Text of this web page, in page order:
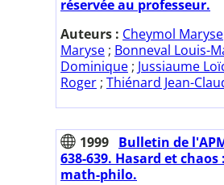
réservée au professeur.
Auteurs : Cheymol Maryse
Maryse ; Bonneval Louis-
Dominique ; Jussiaume
Roger ; Thiénard Jean-
1999 Bulletin de
638-639. Hasard et
math-philo.